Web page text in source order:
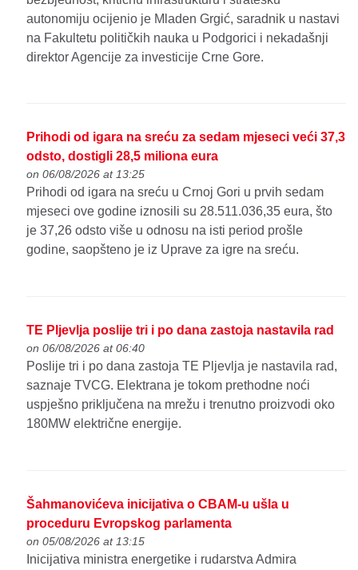
autonomiju ocijenio je Mladen Grgić, saradnik u nastavi
na Fakultetu političkih nauka u Podgorici i nekadašnji
direktor Agencije za investicije Crne Gore.
Prihodi od igara na sreću za sedam mjeseci veći 37,3
odsto, dostigli 28,5 miliona eura
on 06/08/2026 at 13:25
Prihodi od igara na sreću u Crnoj Gori u prvih sedam
mjeseci ove godine iznosili su 28.511.036,35 eura, što
je 37,26 odsto više u odnosu na isti period prošle
godine, saopšteno je iz Uprave za igre na sreću.
TE Pljevlja poslije tri i po dana zastoja nastavila rad
on 06/08/2026 at 06:40
Poslije tri i po dana zastoja TE Pljevlja je nastavila rad,
saznaje TVCG. Elektrana je tokom prethodne noći
uspješno priključena na mrežu i trenutno proizvodi oko
180MW električne energije.
Šahmanovićeva inicijativa o CBAM-u ušla u
proceduru Evropskog parlamenta
on 05/08/2026 at 13:15
Inicijativa ministra energetike i rudarstva Admira